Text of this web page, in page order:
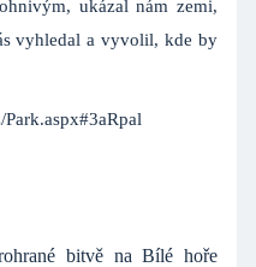
ukázal nám zemi,
vyhledal a vyvolil, kde by
bitvě na Bílé hoře